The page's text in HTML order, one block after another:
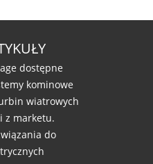
dostępne
kominowe
wiatrowych
z marketu.
do